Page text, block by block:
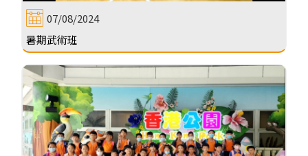
07/08/2024
暑期武術班